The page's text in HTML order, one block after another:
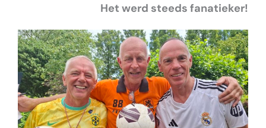
Het werd steeds fanatieker!